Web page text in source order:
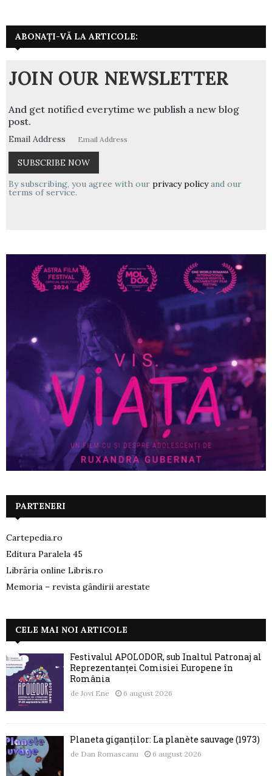
ABONAȚI-VĂ LA ARTICOLE:
JOIN OUR NEWSLETTER
And get notified everytime we publish a new blog
post.
Email Address
By subscribing, you agree with our privacy policyand our
terms of service.
PARTENERI
Cartepedia.ro
Editura Paralela 45
Librăria online Libris.ro
Memoria – revista gândirii arestate
CELE MAI NOI ARTICOLE
Festivalul APOLODOR, sub Înaltul Patronaj al
Reprezentanței Comisiei Europene în
România
de Jovi Ene 6 august 2026
Planeta giganților: La planète sauvage (1973)
de Dan Romascanu 6 august 2026